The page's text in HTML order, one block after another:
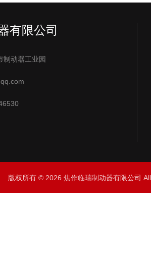
有限公司
制动器工业园
版权所有 © 2026 焦作临瑞制动器有限公